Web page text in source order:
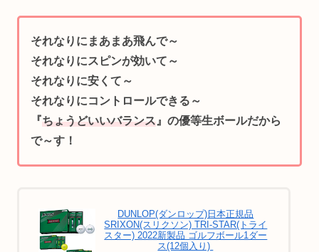
それなりにまあまあ飛んで～
それなりにスピンが効いて～
それなりに安くて～
それなりにコントロールできる～
『ちょうどいいバランス 』の優等生ボールだから
で～す！
DUNLOP(ダンロップ)日本正規品
SRIXON(スリクソン) TRI-STAR(トライ
スター) 2022新製品 ゴルフボール1ダー
ス(12個入り)